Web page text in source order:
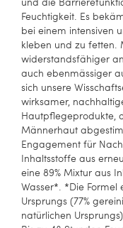
Feuchtigkeit. Es
bei einem intensiven
kleben und zu fetten.
widerstandsfähiger
auch ebenmässiger
sich unsere
wirksamer,
Hautpflegeprodukte,
Männerhaut
Engagement für
Inhaltsstoffe aus
eine 89% Mixtur aus
Wasser*. *Die
Ursprungs (77%
natürlichen